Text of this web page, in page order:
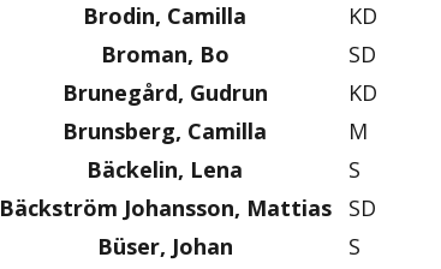
Brodin, Camilla
KD
Broman, Bo
SD
Brunegård, Gudrun
KD
Brunsberg, Camilla
M
Bäckelin, Lena
S
Bäckström Johansson, Mattias
SD
Büser, Johan
S